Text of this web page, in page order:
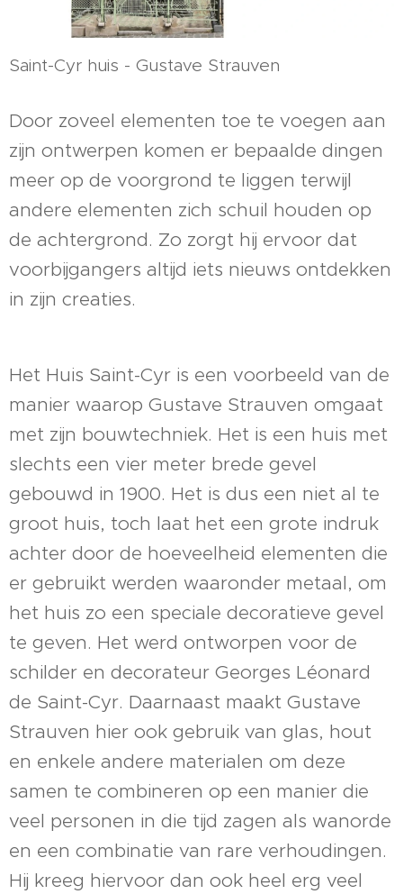
Saint-Cyr huis - Gustave Strauven
Door zoveel elementen toe te voegen aan
zijn ontwerpen komen er bepaalde dingen
meer op de voorgrond te liggen terwijl
andere elementen zich schuil houden op
de achtergrond. Zo zorgt hij ervoor dat
voorbijgangers altijd iets nieuws ontdekken
in zijn creaties.
Het Huis Saint-Cyr is een voorbeeld van de
manier waarop Gustave Strauven omgaat
met zijn bouwtechniek. Het is een huis met
slechts een vier meter brede gevel
gebouwd in 1900. Het is dus een niet al te
groot huis, toch laat het een grote indruk
achter door de hoeveelheid elementen die
er gebruikt werden waaronder metaal, om
het huis zo een speciale decoratieve gevel
te geven. Het werd ontworpen voor de
schilder en decorateur Georges Léonard
de Saint-Cyr. Daarnaast maakt Gustave
Strauven hier ook gebruik van glas, hout
en enkele andere materialen om deze
samen te combineren op een manier die
veel personen in die tijd zagen als wanorde
en een combinatie van rare verhoudingen.
Hij kreeg hiervoor dan ook heel erg veel